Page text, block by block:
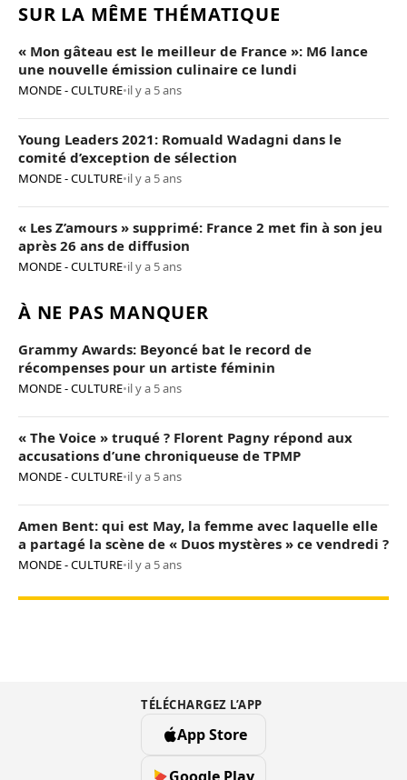
SUR LA MÊME THÉMATIQUE
« Mon gâteau est le meilleur de France »: M6 lance
une nouvelle émission culinaire ce lundi
MONDE - CULTURE•il y a 5 ans
Young Leaders 2021: Romuald Wadagni dans le
comité d’exception de sélection
MONDE - CULTURE•il y a 5 ans
« Les Z’amours » supprimé: France 2 met fin à son jeu
après 26 ans de diffusion
MONDE - CULTURE•il y a 5 ans
À NE PAS MANQUER
Grammy Awards: Beyoncé bat le record de
récompenses pour un artiste féminin
MONDE - CULTURE•il y a 5 ans
« The Voice » truqué ? Florent Pagny répond aux
accusations d’une chroniqueuse de TPMP
MONDE - CULTURE•il y a 5 ans
Amen Bent: qui est May, la femme avec laquelle elle
a partagé la scène de « Duos mystères » ce vendredi ?
MONDE - CULTURE•il y a 5 ans
TÉLÉCHARGEZ L’APP
App Store